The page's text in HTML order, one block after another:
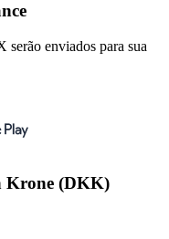
serão enviados para sua
Krone (DKK)